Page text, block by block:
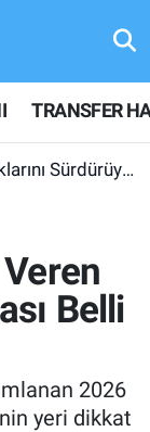
TRANSFER
Sürdürüyor
Belli
2026
yeri dikkat